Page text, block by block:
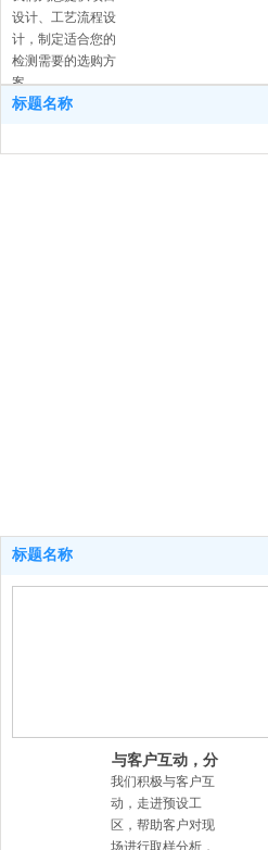
设计、工艺流程设
计，制定适合您的
检测需要的选购方
案。
标题名称
标题名称
与客户互动，分
析客户需求
我们积极与客户互
动，走进预设工
区，帮助客户对现
场进行取样分析，